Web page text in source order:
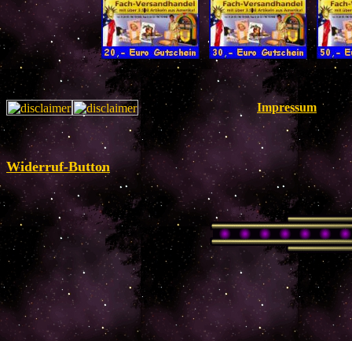
Impressum
Widerruf-Button